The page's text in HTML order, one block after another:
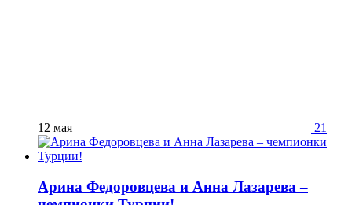
12 мая 21
Арина Федоровцева и Анна Лазарева –